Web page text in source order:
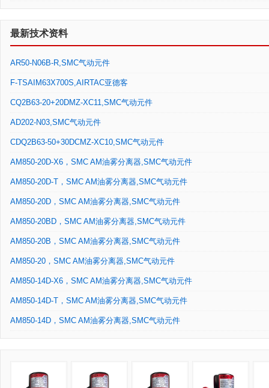
最新技术资料
AR50-N06B-R,SMC气动元件
F-TSAIM63X700S,AIRTAC亚德客
CQ2B63-20+20DMZ-XC11,SMC气动元件
AD202-N03,SMC气动元件
CDQ2B63-50+30DCMZ-XC10,SMC气动元件
AM850-20D-X6，SMC AM油雾分离器,SMC气动元件
AM850-20D-T，SMC AM油雾分离器,SMC气动元件
AM850-20D，SMC AM油雾分离器,SMC气动元件
AM850-20BD，SMC AM油雾分离器,SMC气动元件
AM850-20B，SMC AM油雾分离器,SMC气动元件
AM850-20，SMC AM油雾分离器,SMC气动元件
AM850-14D-X6，SMC AM油雾分离器,SMC气动元件
AM850-14D-T，SMC AM油雾分离器,SMC气动元件
AM850-14D，SMC AM油雾分离器,SMC气动元件